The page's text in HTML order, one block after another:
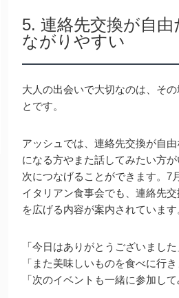
5. 連絡先交換が自
ながりやすい
大人の出会いで大切なのは、そ
とです。
アッシュでは、連絡先交換が自
になる方やまた話してみたい方
次につなげることができます。7
イタリアン食事会でも、連絡先
を広げる内容が案内されています
「今日はありがとうございました
「また美味しいものを食べに行き
「次のイベントも一緒に参加して